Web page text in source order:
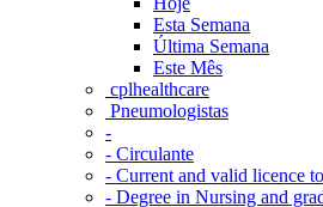
Esta Semana
Última Semana
Este Mês
‎ cplhealthcare‬
Pneumologistas
-
- Circulante
- Current and valid licence
- Degree in Nursing and